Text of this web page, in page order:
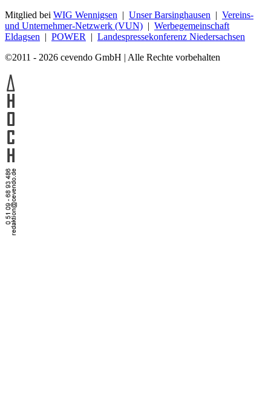
Mitglied bei WIG Wennigsen | Unser Barsinghausen | Vereins-
und Unternehmer-Netzwerk (VUN) | Werbegemeinschaft
Eldagsen | POWER | Landespressekonferenz Niedersachsen
©2011 - 2026 cevendo GmbH | Alle Rechte vorbehalten